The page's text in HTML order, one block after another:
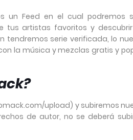
un Feed en el cual podremos
tus artistas favoritos y
tendremos serie verificada, lo
la música y mezclas gratis y
upload) y subiremos
de autor, no se deberá